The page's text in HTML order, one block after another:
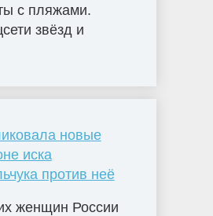
с пляжами.
звёзд и
новые
иска
против неё
женщин России